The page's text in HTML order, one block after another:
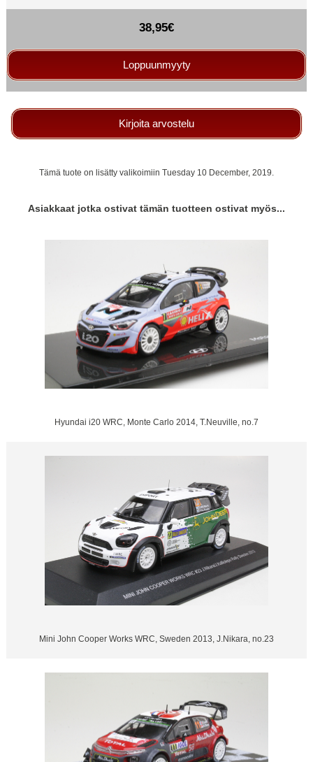
38,95€
Loppuunmyyty
Kirjoita arvostelu
Tämä tuote on lisätty valikoimiin Tuesday 10 December, 2019.
Asiakkaat jotka ostivat tämän tuotteen ostivat myös...
Hyundai i20 WRC, Monte Carlo 2014, T.Neuville, no.7
Mini John Cooper Works WRC, Sweden 2013, J.Nikara, no.23